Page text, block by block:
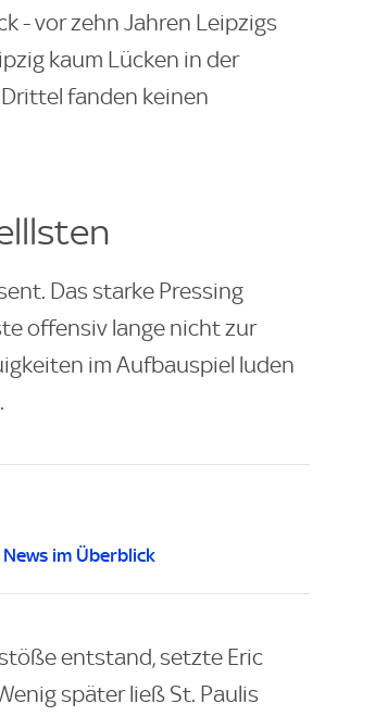
- vor zehn Jahren Leipzigs
kaum Lücken in der
fanden keinen
Das starke Pressing
offensiv lange nicht zur
im Aufbauspiel luden
im Überblick
entstand, setzte Eric
später ließ St. Paulis